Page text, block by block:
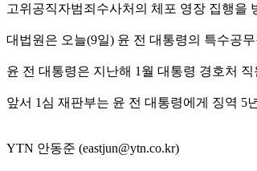
고위공직자범죄수사처의 체포 영장 집행을
대법원은 오늘(9일) 윤 전 대통령의 특수공
윤 전 대통령은 지난해 1월 대통령 경호처
앞서 1심 재판부는 윤 전 대통령에게 징역 5
YTN 안동준 (eastjun@ytn.co.kr)